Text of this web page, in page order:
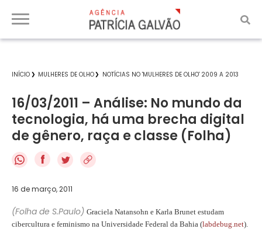
INÍCIO MULHERES DE OLHO NOTÍCIAS NO 'MULHERES DE OLHO' 2009 A 2013
16/03/2011 – Análise: No mundo da
tecnologia, há uma brecha digital
de gênero, raça e classe (Folha)
f
16 de março, 2011
(Folha de S.Paulo) Graciela Natansohn e Karla Brunet estudam
cibercultura e feminismo na Universidade Federal da Bahia (labdebug.net).